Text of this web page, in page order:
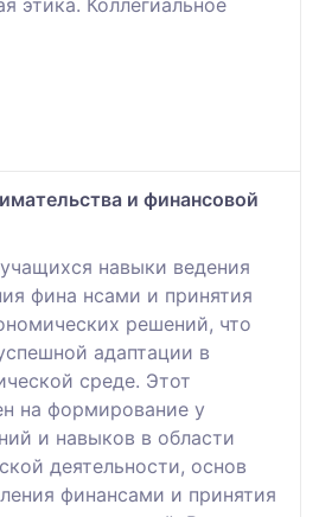
и финансовой
навыки ведения
фина нсами и принятия
решений, что
адаптации в
среде. Этот
на формирование у
и навыков в области
деятельности, основ
финансами и принятия